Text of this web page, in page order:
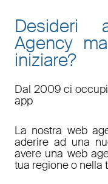
Desideri
Agency
iniziare?
Dal 2009 ci
app
La nostra web
aderire ad una
avere una web
tua regione o nella